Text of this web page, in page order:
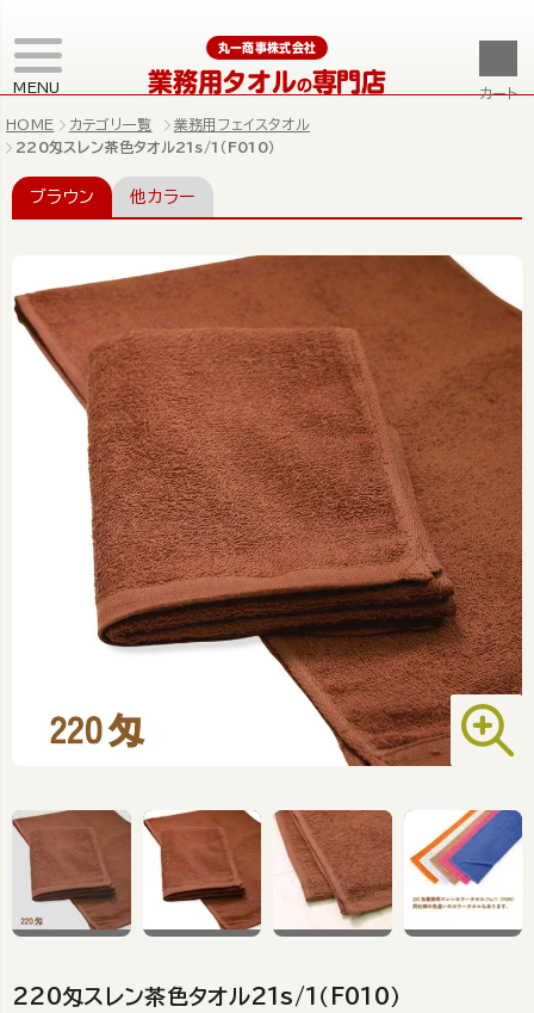
MENU
丸一商事株式会社
業務用タオルの専門店 カート
HOME カテゴリ一覧
業務用フェイスタオル
220匁スレン茶色タオル21s/1（F010）
ブラウン 他カラー
220匁スレン茶色タオル21s/1（F010）